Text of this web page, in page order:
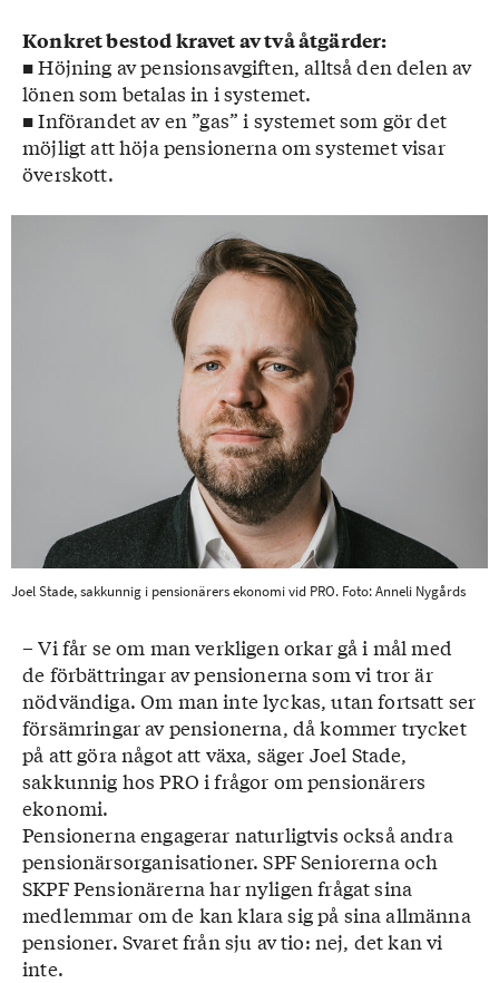
Konkret bestod kravet av två åtgärder:
■ Höjning av pensionsavgiften, alltså den delen av
lönen som betalas in i systemet.
■ Införandet av en ”gas” i systemet som gör det
möjligt att höja pensionerna om systemet visar
överskott.
Joel Stade, sakkunnig i pensionärers ekonomi vid PRO. Foto: Anneli Nygårds
– Vi får se om man verkligen orkar gå i mål med
de förbättringar av pensionerna som vi tror är
nödvändiga. Om man inte lyckas, utan fortsatt ser
försämringar av pensionerna, då kommer trycket
på att göra något att växa, säger Joel Stade,
sakkunnig hos PRO i frågor om pensionärers
ekonomi.
Pensionerna engagerar naturligtvis också andra
pensionärsorganisationer. SPF Seniorerna och
SKPF Pensionärerna har nyligen frågat sina
medlemmar om de kan klara sig på sina allmänna
pensioner. Svaret från sju av tio: nej, det kan vi
inte.